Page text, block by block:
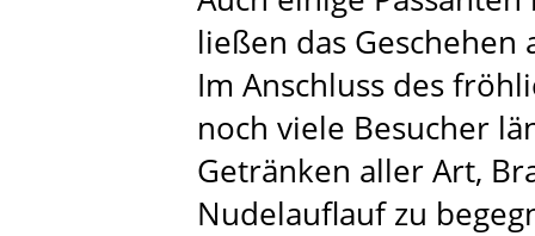
ließen das Geschehen
Im Anschluss des
noch viele Besucher
Getränken aller Art,
Nudelauflauf zu